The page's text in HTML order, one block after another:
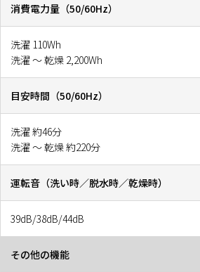
消費電力量（50/60Hz）
洗濯 110Wh
洗濯 〜 乾燥 2,200Wh
目安時間（50/60Hz）
洗濯 約46分
洗濯 〜 乾燥 約220分
運転音（洗い時／脱水時／乾燥時）
39dB/38dB/44dB
その他の機能